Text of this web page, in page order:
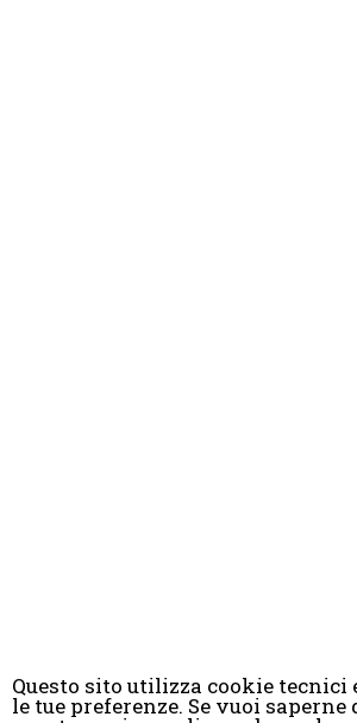
Questo sito utilizza cookie
le tue preferenze. Se vuoi